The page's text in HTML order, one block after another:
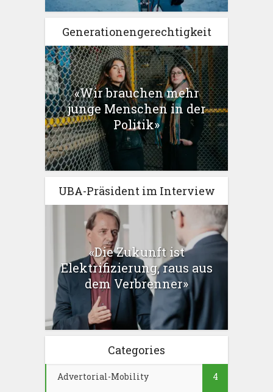
Generationengerechtigkeit
«Wir brauchen mehr
junge Menschen in der
Politik»
UBA-Präsident im Interview
«Die Zukunft ist
Elektrifizierung, raus aus
dem Verbrenner»
Categories
Advertorial-Mobility 4